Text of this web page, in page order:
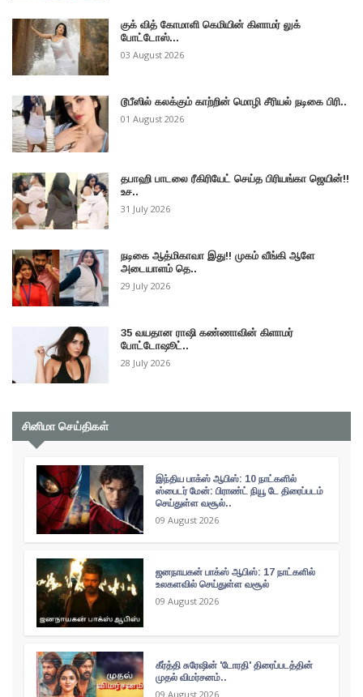
குக் வித் கோமாளி கெமியின் கிளாமர் லுக்
போட்டோஸ்...
03 August 2026
டூபீஸில் கலக்கும் காற்றின் மொழி சீரியல் நடிகை பிரி..
01 August 2026
தபாஹி பாடலை ரீகிரியேட் செய்த பிரியங்கா ஜெயின்!!
உச..
31 July 2026
நடிகை ஆத்மிகாவா இது!! முகம் வீங்கி ஆளே
அடையாளம் தெ..
29 July 2026
35 வயதான ராஷி கண்ணாவின் கிளாமர்
போட்டோஷூட்..
28 July 2026
சினிமா செய்திகள்
இந்திய பாக்ஸ் ஆபிஸ்: 10 நாட்களில்
ஸ்பைடர் மேன்: பிராண்ட் நியூ டே திரைப்படம்
செய்துள்ள வசூல்..
09 August 2026
ஜனநாயகன் பாக்ஸ் ஆபிஸ்: 17 நாட்களில்
உலகளவில் செய்துள்ள வசூல்
09 August 2026
கீர்த்தி சுரேஷின் 'டோரதி' திரைப்படத்தின்
முதல் விமர்சனம்..
09 August 2026